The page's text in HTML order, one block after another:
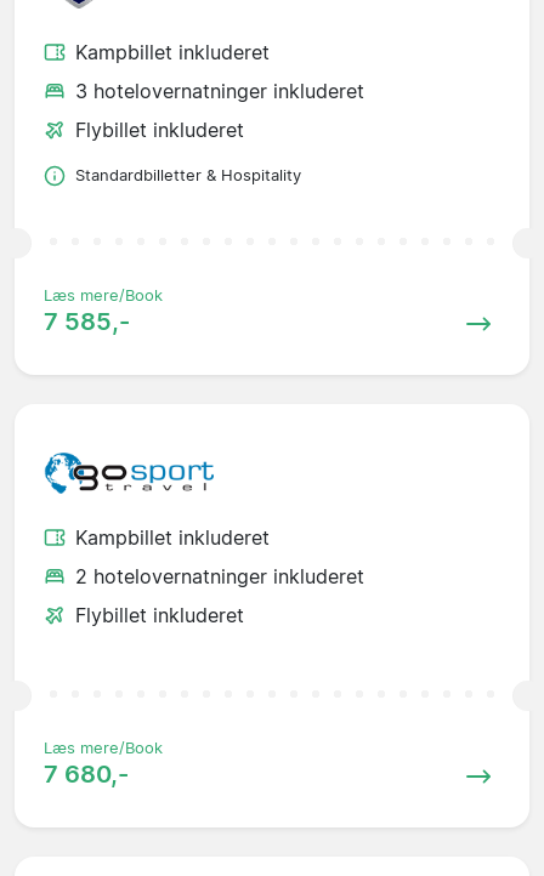
Kampbillet inkluderet
3 hotelovernatninger inkluderet
Flybillet inkluderet
Standardbilletter & Hospitality
Læs mere/Book
7 585,-
Kampbillet inkluderet
2 hotelovernatninger inkluderet
Flybillet inkluderet
Læs mere/Book
7 680,-